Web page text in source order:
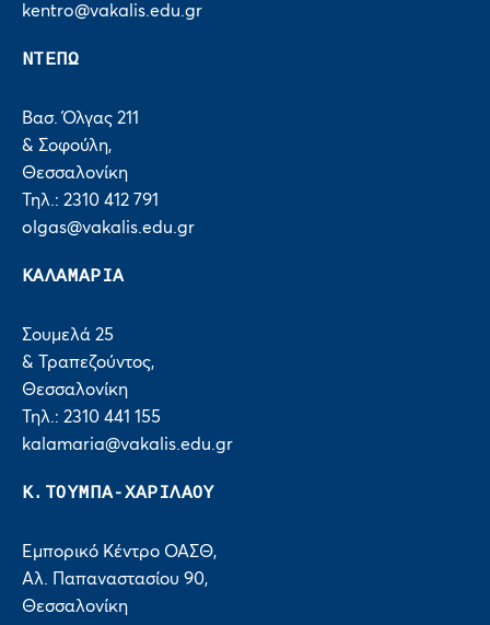
kentro@vakalis.edu.gr
ΝΤΕΠΩ
Βασ. Όλγας 211
& Σοφούλη,
Θεσσαλονίκη
Τηλ.: 2310 412 791
olgas@vakalis.edu.gr
ΚΑΛΑΜΑΡΙΑ
Σουμελά 25
& Τραπεζούντος,
Θεσσαλονίκη
Τηλ.: 2310 441 155
kalamaria@vakalis.edu.gr
Κ.ΤΟΥΜΠΑ-ΧΑΡΙΛΑΟΥ
Εμπορικό Κέντρο ΟΑΣΘ,
Αλ. Παπαναστασίου 90,
Θεσσαλονίκη